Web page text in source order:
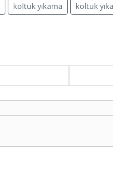
koltuk yıkama
koltuk